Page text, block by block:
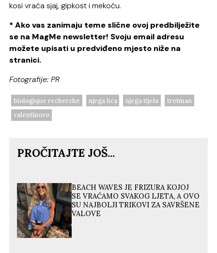
kosi vraća sjaj, gipkost i mekoću.
* Ako vas zanimaju teme slične ovoj predbilježite
se na MagMe newsletter! Svoju email adresu
možete upisati u predviđeno mjesto niže na
stranici.
Fotografije: PR
biologique recherche njega lica njega tijela
tretman
valentinovo
PROČITAJTE JOŠ...
BEACH WAVES JE FRIZURA KOJOJ
SE VRAĆAMO SVAKOG LJETA, A OVO
SU NAJBOLJI TRIKOVI ZA SAVRŠENE
VALOVE